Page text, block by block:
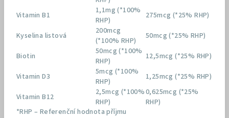
Vitamin B1
1,1mg (*100%
RHP)
275mcg (*25% RHP)
Kyselina listová
200mcg
(*100% RHP)
50mcg (*25% RHP)
Biotin
50mcg (*100%
RHP)
12,5mcg (*25% RHP)
Vitamin D3
5mcg (*100%
RHP)
1,25mcg (*25% RHP)
Vitamin B12
2,5mcg (*100%
RHP)
0,625mcg (*25%
RHP)
*RHP – Referenční hodnota příjmu